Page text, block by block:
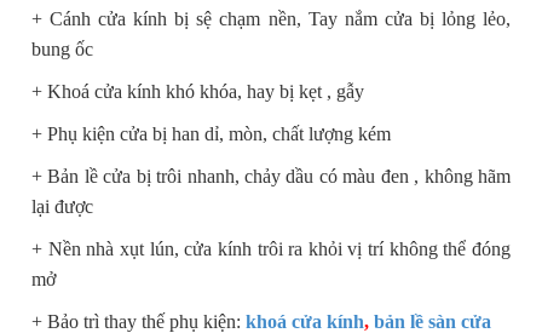
+ Cánh cửa kính bị sệ chạm nền, Tay nắm cửa bị lỏng lẻo,
bung ốc
+ Khoá cửa kính khó khóa, hay bị kẹt , gẫy
+ Phụ kiện cửa bị han dỉ, mòn, chất lượng kém
+ Bản lề cửa bị trôi nhanh, chảy dầu có màu đen , không hãm
lại được
+ Nền nhà xụt lún, cửa kính trôi ra khỏi vị trí không thể đóng
mở
+ Bảo trì thay thế phụ kiện: khoá cửa kính, bản lề sàn cửa